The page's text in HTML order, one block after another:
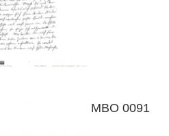
MBO 0091